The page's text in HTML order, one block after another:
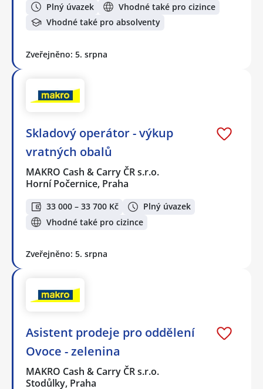
Plný úvazek
Vhodné také pro cizince
Vhodné také pro absolventy
Zveřejněno: 5. srpna
Skladový operátor - výkup
vratných obalů
MAKRO Cash & Carry ČR s.r.o.
Horní Počernice, Praha
33 000 – 33 700 Kč
Plný úvazek
Vhodné také pro cizince
Zveřejněno: 5. srpna
Asistent prodeje pro oddělení
Ovoce - zelenina
MAKRO Cash & Carry ČR s.r.o.
Stodůlky, Praha